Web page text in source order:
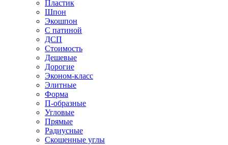
Пластик
Шпон
Экошпон
С патиной
ДСП
Стоимость
Дешевые
Дорогие
Эконом-класс
Элитные
Форма
П-образные
Угловые
Прямые
Радиусные
Скошенные углы